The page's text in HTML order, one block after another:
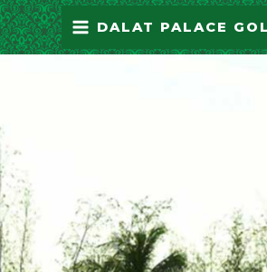
Skip
to
content
MAIN
MENU
DALAT PALACE